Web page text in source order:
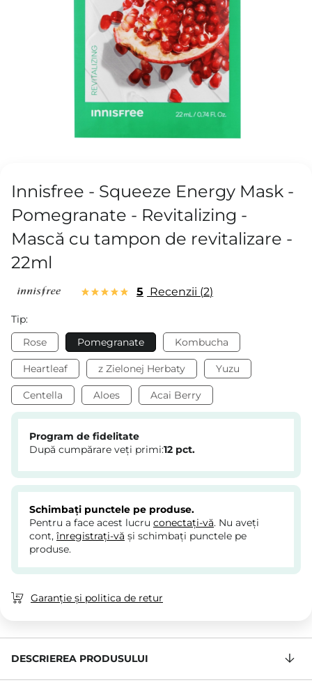
Innisfree - Squeeze Energy Mask -
Pomegranate - Revitalizing -
Mască cu tampon de revitalizare -
22ml
5 Recenzii 2
Tip:
Rose
Pomegranate Kombucha
Heartleaf z Zielonej Herbaty Yuzu
Centella Aloes Acai Berry
Program de fidelitate
După cumpărare veți primi:12 pct.
Schimbați punctele pe produse.
Pentru a face acest lucru conectați-vă. Nu aveți
cont, înregistrați-vă și schimbați punctele pe
produse.
Garanție și politica de retur
DESCRIEREA PRODUSULUI